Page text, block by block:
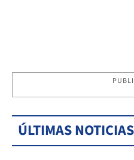
ÚLTIMAS NOTICIAS